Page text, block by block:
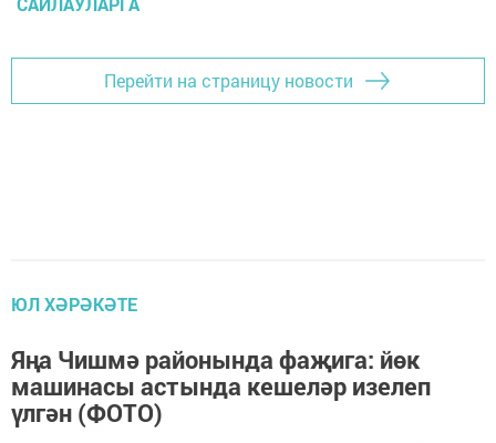
Перейти на страницу новости
ЮЛ ХӘРӘКӘТЕ
Яңа Чишмә районында фаҗига: йөк
машинасы астында кешеләр изелеп
үлгән (ФОТО)